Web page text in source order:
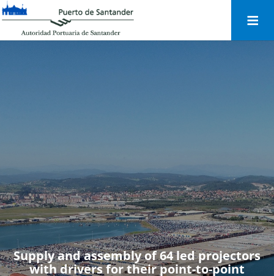
Supply and assembly of 64 led projectors
with drivers for their point-to-point